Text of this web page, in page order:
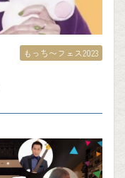
もっち〜フェス2023